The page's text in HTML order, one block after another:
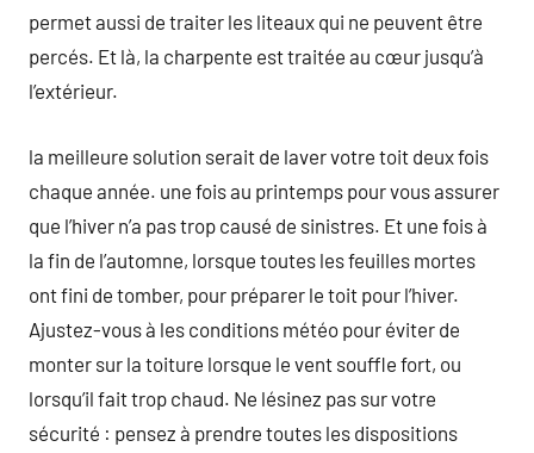
permet aussi de traiter les liteaux qui ne peuvent être
percés. Et là, la charpente est traitée au cœur jusqu’à
l’extérieur.
la meilleure solution serait de laver votre toit deux fois
chaque année. une fois au printemps pour vous assurer
que l’hiver n’a pas trop causé de sinistres. Et une fois à
la fin de l’automne, lorsque toutes les feuilles mortes
ont fini de tomber, pour préparer le toit pour l’hiver.
Ajustez-vous à les conditions météo pour éviter de
monter sur la toiture lorsque le vent souffle fort, ou
lorsqu’il fait trop chaud. Ne lésinez pas sur votre
sécurité : pensez à prendre toutes les dispositions